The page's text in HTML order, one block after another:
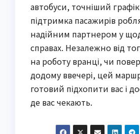
автобуси, точніший графік
підтримка пасажирів
надійним партнером у
справах. Незалежно від
на роботу вранці, чи
додому ввечері, цей
готовий підхопити вас і
де вас чекають.